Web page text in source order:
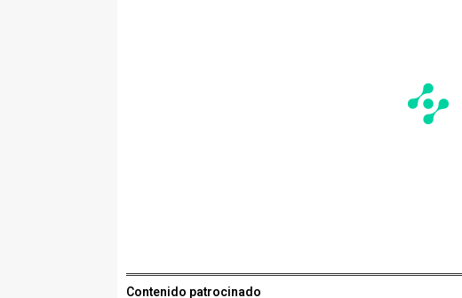
Contenido patrocinado